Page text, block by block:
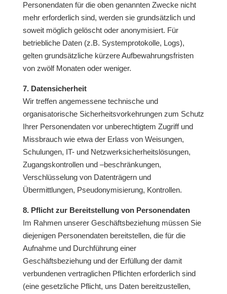
Personendaten für die oben genannten Zwecke nicht
mehr erforderlich sind, werden sie grundsätzlich und
soweit möglich gelöscht oder anonymisiert. Für
betriebliche Daten (z.B. Systemprotokolle, Logs),
gelten grundsätzliche kürzere Aufbewahrungsfristen
von zwölf Monaten oder weniger.
7. Datensicherheit
Wir treffen angemessene technische und
organisatorische Sicherheitsvorkehrungen zum Schutz
Ihrer Personendaten vor unberechtigtem Zugriff und
Missbrauch wie etwa der Erlass von Weisungen,
Schulungen, IT- und Netzwerksicherheitslösungen,
Zugangskontrollen und –beschränkungen,
Verschlüsselung von Datenträgern und
Übermittlungen, Pseudonymisierung, Kontrollen.
8. Pflicht zur Bereitstellung von Personendaten
Im Rahmen unserer Geschäftsbeziehung müssen Sie
diejenigen Personendaten bereitstellen, die für die
Aufnahme und Durchführung einer
Geschäftsbeziehung und der Erfüllung der damit
verbundenen vertraglichen Pflichten erforderlich sind
(eine gesetzliche Pflicht, uns Daten bereitzustellen,